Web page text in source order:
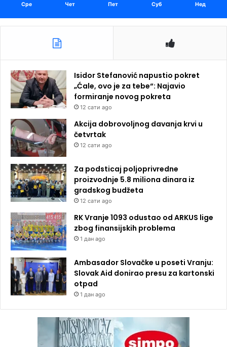
Сре Чет Пет Суб Нед
Isidor Stefanović napustio pokret
„Ćale, ovo je za tebe“: Najavio
formiranje novog pokreta
12 сати ago
Akcija dobrovoljnog davanja krvi u
četvrtak
12 сати ago
Za podsticaj poljoprivredne
proizvodnje 5.8 miliona dinara iz
gradskog budžeta
12 сати ago
RK Vranje 1093 odustao od ARKUS lige
zbog finansijskih problema
1 дан ago
Ambasador Slovačke u poseti Vranju:
Slovak Aid donirao presu za kartonski
otpad
1 дан ago